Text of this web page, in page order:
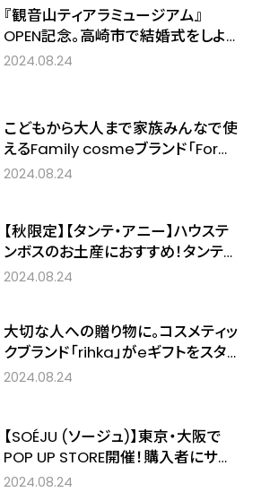
『観音山ティアラミュージアム』
OPEN記念。高崎市で結婚式をしよ
う！結婚式プレゼントキャンペーンを
ティアラのレンタル費用等が、無料に
2024.08.24
こどもから大人まで家族みんなで使
えるFamily cosmeブランド「For
fam(フォーファム)」から新感覚！泡
2024.08.24
【秋限定】【タンテ・アニー】ハウステ
ンボスのお土産におすすめ！タンテ・
アニーより秋限定「栗のフレッシュチ
2024.08.24
大切な人への贈り物に。コスメティッ
クブランド「rihka」がeギフトをスタ
ート
2024.08.24
【SOÉJU (ソージュ)】東京・大阪で
POP UP STORE開催！購入者にサー
キュレーションフラワーをプレゼン
2024.08.24